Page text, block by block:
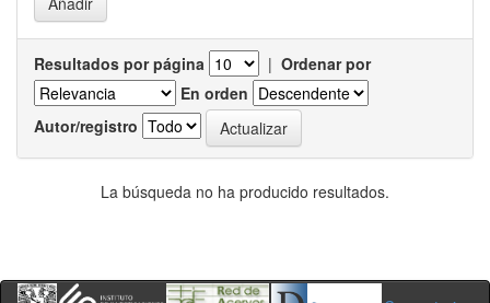
Resultados por página | Ordenar por
En orden
Autor/registro
La búsqueda no ha producido resultados.